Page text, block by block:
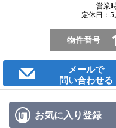
営業
定休日：
物件番号
メールで
問い合わせる
お気に入り登録